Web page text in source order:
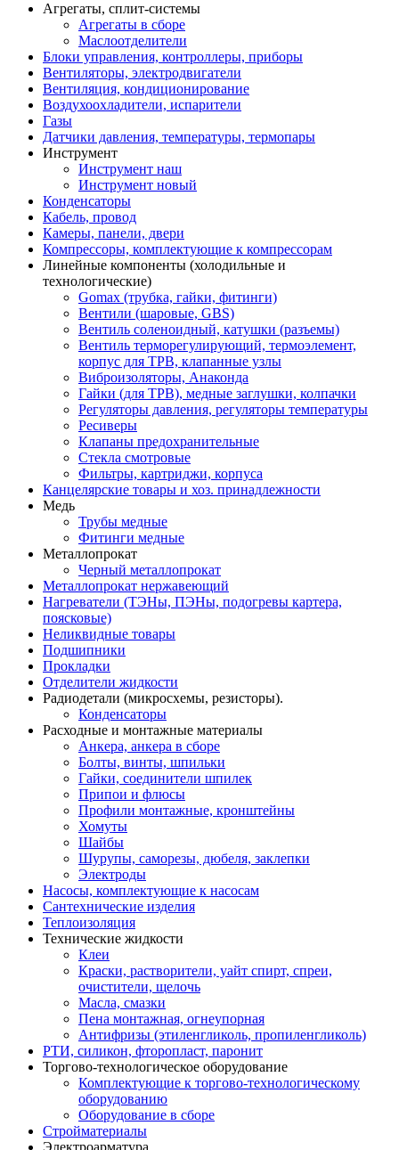
Агрегаты, сплит-системы
Агрегаты в сборе
Маслоотделители
Блоки управления, контроллеры, приборы
Вентиляторы, электродвигатели
Вентиляция, кондиционирование
Воздухоохладители, испарители
Газы
Датчики давления, температуры, термопары
Инструмент
Инструмент наш
Инструмент новый
Конденсаторы
Кабель, провод
Камеры, панели, двери
Компрессоры, комплектующие к компрессорам
Линейные компоненты (холодильные и
технологические)
Gomax (трубка, гайки, фитинги)
Вентили (шаровые, GBS)
Вентиль соленоидный, катушки (разъемы)
Вентиль терморегулирующий, термоэлемент,
корпус для ТРВ, клапанные узлы
Виброизоляторы, Анаконда
Гайки (для ТРВ), медные заглушки, колпачки
Регуляторы давления, регуляторы температуры
Ресиверы
Клапаны предохранительные
Стекла смотровые
Фильтры, картриджи, корпуса
Канцелярские товары и хоз. принадлежности
Медь
Трубы медные
Фитинги медные
Металлопрокат
Черный металлопрокат
Металлопрокат нержавеющий
Нагреватели (ТЭНы, ПЭНы, подогревы картера,
поясковые)
Неликвидные товары
Подшипники
Прокладки
Отделители жидкости
Радиодетали (микросхемы, резисторы).
Конденсаторы
Расходные и монтажные материалы
Анкера, анкера в сборе
Болты, винты, шпильки
Гайки, соединители шпилек
Припои и флюсы
Профили монтажные, кронштейны
Хомуты
Шайбы
Шурупы, саморезы, дюбеля, заклепки
Электроды
Насосы, комплектующие к насосам
Сантехнические изделия
Теплоизоляция
Технические жидкости
Клеи
Краски, растворители, уайт спирт, спреи,
очистители, щелочь
Масла, смазки
Пена монтажная, огнеупорная
Антифризы (этиленгликоль, пропиленгликоль)
РТИ, силикон, фторопласт, паронит
Торгово-технологическое оборудование
Комплектующие к торгово-технологическому
оборудованию
Оборудование в сборе
Стройматериалы